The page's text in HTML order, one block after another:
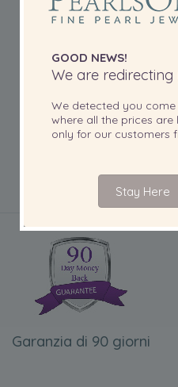
Garanzia di 90 giorni
GOOD NEWS!
We are redirecting
We detected you
where all the prices are
only for our customers
Stay Here